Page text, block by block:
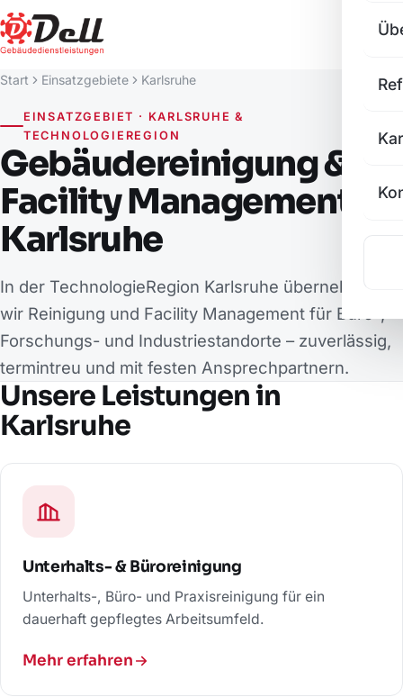
Start Einsatzgebiete Karlsruhe
EINSATZGEBIET · KARLSRUHE &
TECHNOLOGIEREGION
Gebäudereinigung &
Facility Management in
Karlsruhe
In der TechnologieRegion Karlsruhe übernehmen
wir Reinigung und Facility Management für Büro-,
Forschungs- und Industriestandorte – zuverlässig,
termintreu und mit festen Ansprechpartnern.
Unsere Leistungen in
Karlsruhe
Unterhalts- & Büroreinigung
Unterhalts-, Büro- und Praxisreinigung für ein
dauerhaft gepflegtes Arbeitsumfeld.
Mehr erfahren